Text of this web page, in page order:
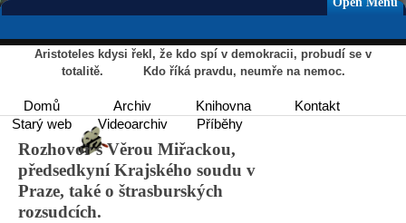
Aristoteles kdysi řekl, že kdo spí v demokracii, probudí se v
totalitě. Kdo říká pravdu, neumře na nemoc.
Domů Archiv Knihovna
Kontakt
Starý web
Videoarchiv Příběhy
Rozhovor s Věrou Miřackou,
předsedkyní Krajského soudu v
Praze, také o štrasburských
rozsudcích.